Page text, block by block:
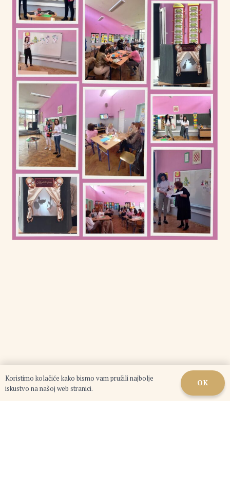
Koristimo kolačiće kako bismo vam pružili najbolje
iskustvo na našoj web stranici.
OK